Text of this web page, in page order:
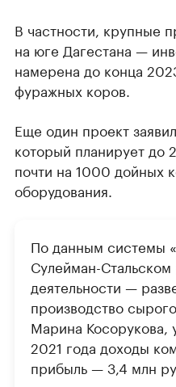
В частности, крупные
на юге Дагестана —
намерена до конца
фуражных коров.
Еще один проект
который планирует до
почти на 1000 дойных
оборудования.
По данным системы
Сулейман-
деятельности —
производство
Марина Косорукова,
2021 года доходы
прибыль — 3,4 млн